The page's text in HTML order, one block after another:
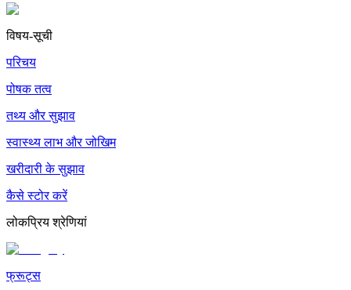
विषय-सूची
परिचय
पोषक तत्व
तथ्य और सुझाव
स्वास्थ्य लाभ और जोखिम
खरीदारी के सुझाव
कैसे स्टोर करें
लोकप्रिय श्रेणियां
फ्रूट्स